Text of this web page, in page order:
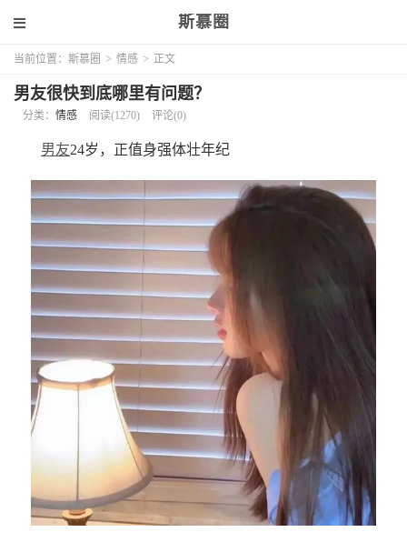
斯慕圈
当前位置： 斯慕圈 > 情感 > 正文
男友很快到底哪里有问题？
分类： 情感 阅读(1270) 评论(0)
男友24岁，正值身强体壮年纪